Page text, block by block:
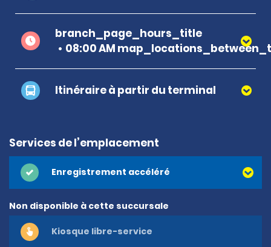
branch_page_hours_title
08:00 AM
Itinéraire à partir du terminal
Services de l’emplacement
Enregistrement accéléré
Non disponible à cette succursale
Kiosque libre-service